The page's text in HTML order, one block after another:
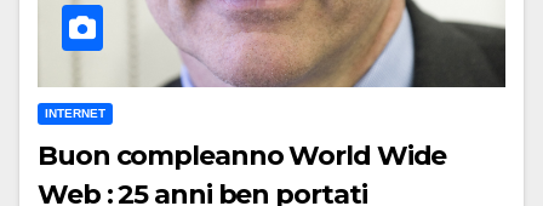
INTERNET
Buon compleanno World Wide
Web : 25 anni ben portati